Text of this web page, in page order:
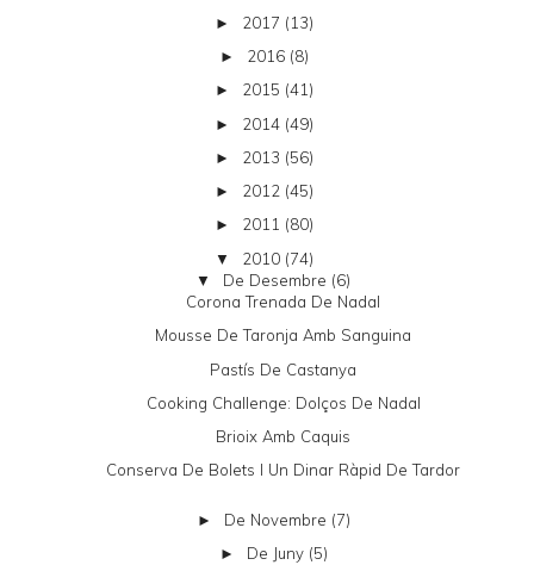
► 2017 (13)
► 2016 (8)
► 2015 (41)
► 2014 (49)
► 2013 (56)
► 2012 (45)
► 2011 (80)
▼ 2010 (74)
▼ De Desembre (6)
Corona Trenada De Nadal
Mousse De Taronja Amb Sanguina
Pastís De Castanya
Cooking Challenge: Dolços De Nadal
Brioix Amb Caquis
Conserva De Bolets I Un Dinar Ràpid De Tardor
► De Novembre (7)
► De Juny (5)